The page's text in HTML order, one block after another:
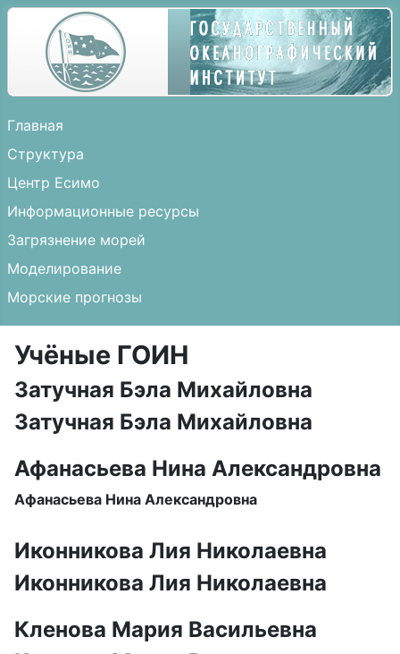
Главная
Структура
Центр Есимо
Информационные ресурсы
Загрязнение морей
Моделирование
Морские прогнозы
Учёные ГОИН
Затучная Бэла Михайловна
Затучная Бэла Михайловна
Афанасьева Нина Александровна
Афанасьева Нина Александровна
Иконникова Лия Николаевна
Иконникова Лия Николаевна
Кленова Мария Васильевна